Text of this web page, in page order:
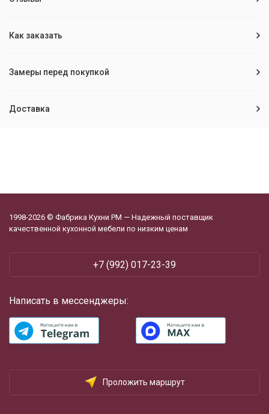
Как заказать
Замеры перед покупкой
Доставка
1998-2026 © Фабрика Кухни РМ — Надежный поставщик
качественной кухонной мебели по низким ценам
+7 (992) 017-23-39
Написать в мессенджеры:
Проложить маршрут